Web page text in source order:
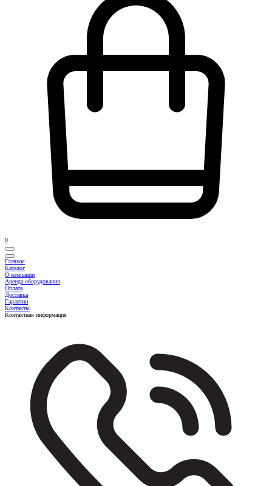
0
Главная
Каталог
О компании
Аренда оборудования
Оплата
Доставка
Гарантии
Контакты
Контактная информация